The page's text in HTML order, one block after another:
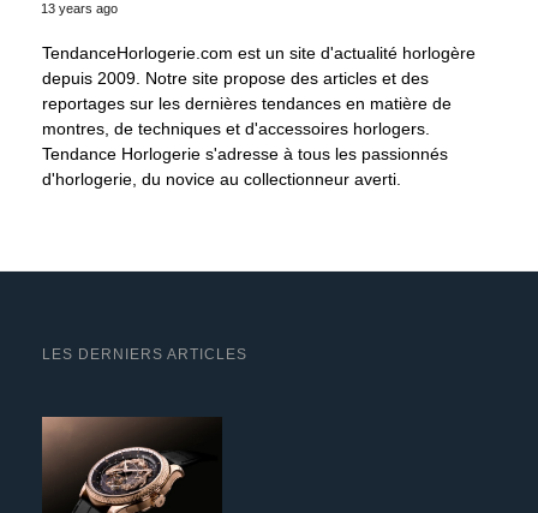
13 years ago
TendanceHorlogerie.com est un site d'actualité horlogère
depuis 2009. Notre site propose des articles et des
reportages sur les dernières tendances en matière de
montres, de techniques et d'accessoires horlogers.
Tendance Horlogerie s'adresse à tous les passionnés
d'horlogerie, du novice au collectionneur averti.
LES DERNIERS ARTICLES